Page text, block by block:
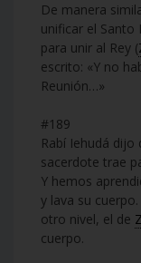
De manera
unificar el Santo
para unir al Rey (
escrito: «Y no
Reunión…»
#189
Rabí Iehudá
sacerdote trae
Y hemos
y lava su
otro nivel, el de
cuerpo.